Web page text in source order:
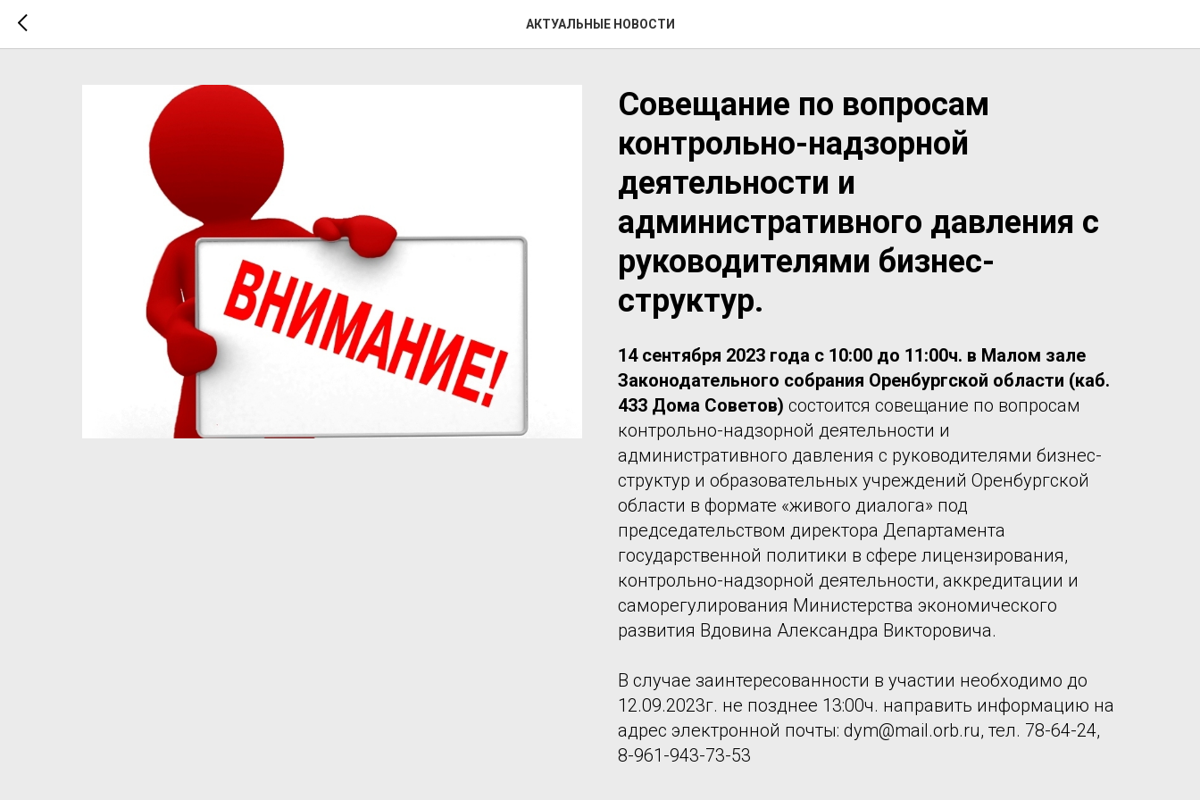
АКТУАЛЬНЫЕ НОВОСТИ
Совещание по вопросам
контрольно-надзорной
деятельности и
административного давления с
руководителями бизнес-
структур.
14 сентября 2023 года с 10:00 до 11:00ч. в Малом зале
Законодательного собрания Оренбургской области (каб.
433 Дома Советов) состоится совещание по вопросам
контрольно-надзорной деятельности и
административного давления с руководителями бизнес-
структур и образовательных учреждений Оренбургской
области в формате «живого диалога» под
председательством директора Департамента
государственной политики в сфере лицензирования,
контрольно-надзорной деятельности, аккредитации и
саморегулирования Министерства экономического
развития Вдовина Александра Викторовича.
В случае заинтересованности в участии необходимо до
12.09.2023г. не позднее 13:00ч. направить информацию на
адрес электронной почты: dym@mail.orb.ru, тел. 78-64-24,
8-961-943-73-53